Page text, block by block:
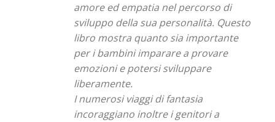
amore ed empatia nel percorso di
sviluppo della sua personalità. Questo
libro mostra quanto sia importante
per i bambini imparare a provare
emozioni e potersi sviluppare
liberamente.
I numerosi viaggi di fantasia
incoraggiano inoltre i genitori a